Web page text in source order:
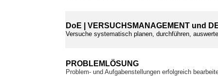
DoE | VERSUCHSMANAGEMENT und
Versuche systematisch planen, durchführen,
PROBLEMLÖSUNG
Problem- und Aufgabenstellungen erfolgreich